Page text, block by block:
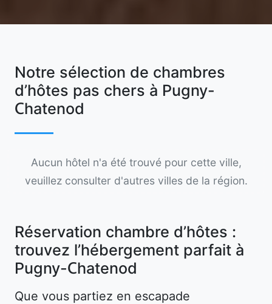
Notre sélection de chambres
d’hôtes pas chers à Pugny-
Chatenod
Aucun hôtel n'a été trouvé pour cette ville,
veuillez consulter d'autres villes de la région.
Réservation chambre d’hôtes :
trouvez l’hébergement parfait à
Pugny-Chatenod
Que vous partiez en escapade